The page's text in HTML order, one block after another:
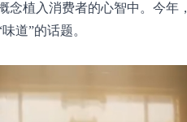
念植入消费者的心智中。今年
道”的话题。